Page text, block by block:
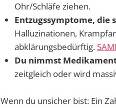
Ohr/Schläfe ziehen.
Entzugssymptome, die
Halluzinationen,
abklärungsbedürftig.
Du nimmst
zeitgleich oder wird
Wenn du unsicher bist: Ein